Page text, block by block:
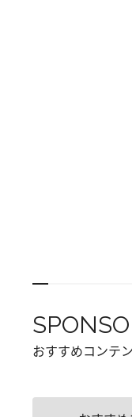
おすすめコンテ